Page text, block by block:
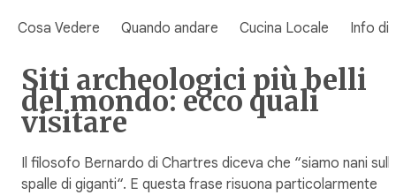
Cosa Vedere Quando andare Cucina Locale Info di
Siti archeologici più belli
del mondo: ecco quali
visitare
Il filosofo Bernardo di Chartres diceva che “siamo nani
spalle di giganti“. E questa frase risuona particolarmente